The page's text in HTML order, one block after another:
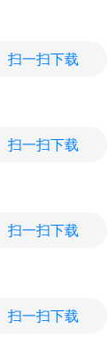
扫一扫下载
扫一扫下载
扫一扫下载
扫一扫下载